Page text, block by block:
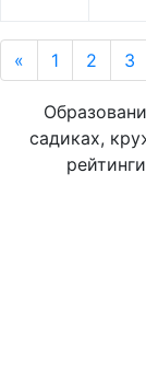
« 1 2 3
садиках,